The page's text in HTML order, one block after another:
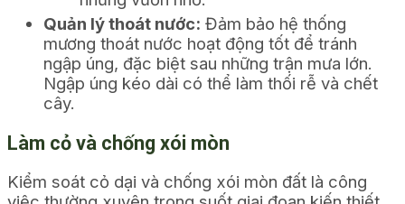
Quản lý thoát nước: Đảm bảo hệ thống
mương thoát nước hoạt động tốt để tránh
ngập úng, đặc biệt sau những trận mưa lớn.
Ngập úng kéo dài có thể làm thối rễ và chết
cây.
Làm cỏ và chống xói mòn
Kiểm soát cỏ dại và chống xói mòn đất là công